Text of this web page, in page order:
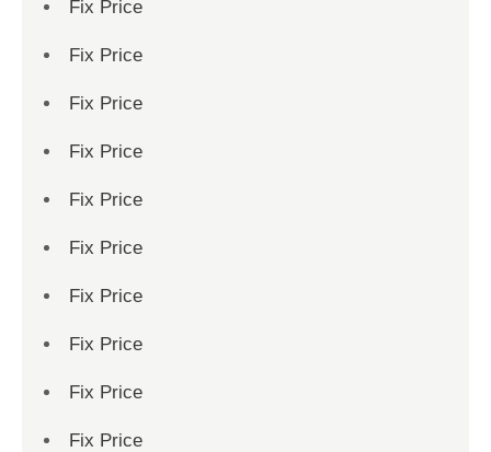
Fix Price
Fix Price
Fix Price
Fix Price
Fix Price
Fix Price
Fix Price
Fix Price
Fix Price
Fix Price